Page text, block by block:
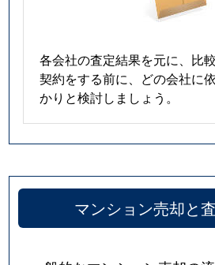
各会社の査定結果を元に、比
契約をする前に、どの会社に
かりと検討しましょう。
マンション売却と